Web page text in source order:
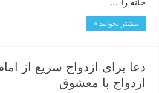
خانه را …
بیشتر بخوانید »
دعا برای ازدواج سریع از
ازدواج با معشوق